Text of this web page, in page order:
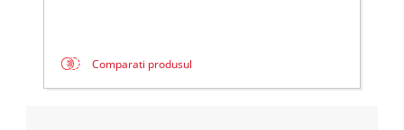
Comparati produsul